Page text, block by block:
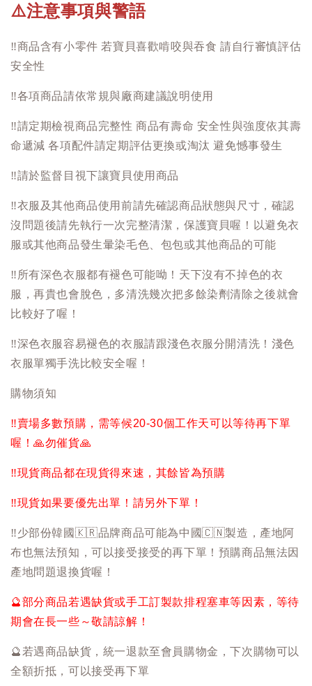
⚠️注意事項與警語
‼️商品含有小零件 若寶貝喜歡啃咬與吞食 請自行審慎評估
安全性
‼️各項商品請依常規與廠商建議說明使用
‼️請定期檢視商品完整性 商品有壽命 安全性與強度依其壽
命遞減 各項配件請定期評估更換或淘汰 避免憾事發生
‼️請於監督目視下讓寶貝使用商品
‼️衣服及其他商品使用前請先確認商品狀態與尺寸，確認
沒問題後請先執行一次完整清潔，保護寶貝喔！以避免衣
服或其他商品發生暈染毛色、包包或其他商品的可能
‼️ 所有深色衣服都有褪色可能呦！天下沒有不掉色的衣
服，再貴也會脫色，多清洗幾次把多餘染劑清除之後就會
比較好了喔！
‼️深色衣服容易褪色的衣服請跟淺色衣服分開清洗！淺色
衣服單獨手洗比較安全喔！
購物須知
‼️賣場多數預購，需等候20-30個工作天可以等待再下單
喔！🙏勿催貨🙏
‼️現貨商品都在現貨得來速，其餘皆為預購
‼️現貨如果要優先出單！請另外下單！
‼️少部份韓國 🇰🇷品牌商品可能為中國🇨🇳製造，產地阿
布也無法預知，可以接受接受的再下單！預購商品無法因
產地問題退換貨喔！
🔮部分商品若遇缺貨或手工訂製款排程塞車等因素，等待
期會在長一些～敬請諒解！
🔮 若遇商品缺貨，統一退款至會員購物金，下次購物可以
全額折抵，可以接受再下單